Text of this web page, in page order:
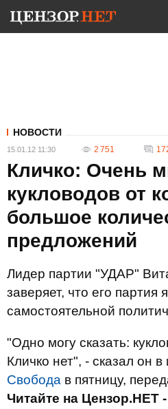
НОВОСТИ
15.01.12 11:30 2 751
Кличко: Очень
кукловодов от
большое
предложений
Лидер партии "УДАР"
заверяет, что его партия
самостоятельной
"Одно могу сказать:
Кличко нет", - сказал он
Свобода в пятницу,
Читайте на Цензор.НЕТ -